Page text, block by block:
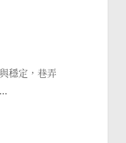
穩定，巷弄